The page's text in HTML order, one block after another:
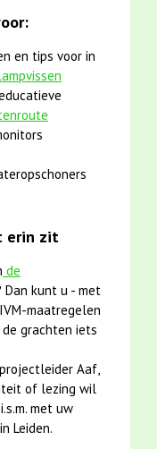
en tips voor in
erin zit
de
Dan kunt u - met
maatregelen
grachten iets
Aaf,
of lezing wil
met uw
Leiden.